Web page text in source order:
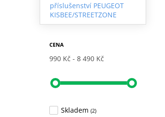
příslušenství PEUGEOT
KISBEE/STREETZONE
CENA
990 Kč 8 490 Kč
Skladem (2)